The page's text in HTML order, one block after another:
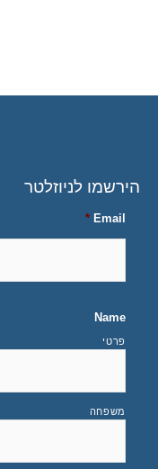
הירשמו לניוזלטר
Email
*
Name
פרטי
משפחה